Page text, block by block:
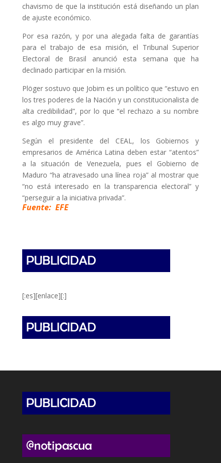
chavismo de que la institución está diseñando un plan
de ajuste económico.
Por esa razón, y por una alegada falta de garantías
para el trabajo de esa misión, el Tribunal Superior
Electoral de Brasil anunció esta semana que ha
declinado participar en la misión.
Plöger sostuvo que Jobim es un político que “estuvo en
los tres poderes de la Nación y un constitucionalista de
alta credibilidad”, por lo que “el rechazo a su nombre
es algo muy grave”.
Según el presidente del CEAL, los Gobiernos y
empresarios de América Latina deben estar “atentos”
a la situación de Venezuela, pues el Gobierno de
Maduro “ha atravesado una línea roja” al mostrar que
“no está interesado en la transparencia electoral” y
“perseguir a la iniciativa privada”.
Fuente: EFE
[:es][enlace][:]